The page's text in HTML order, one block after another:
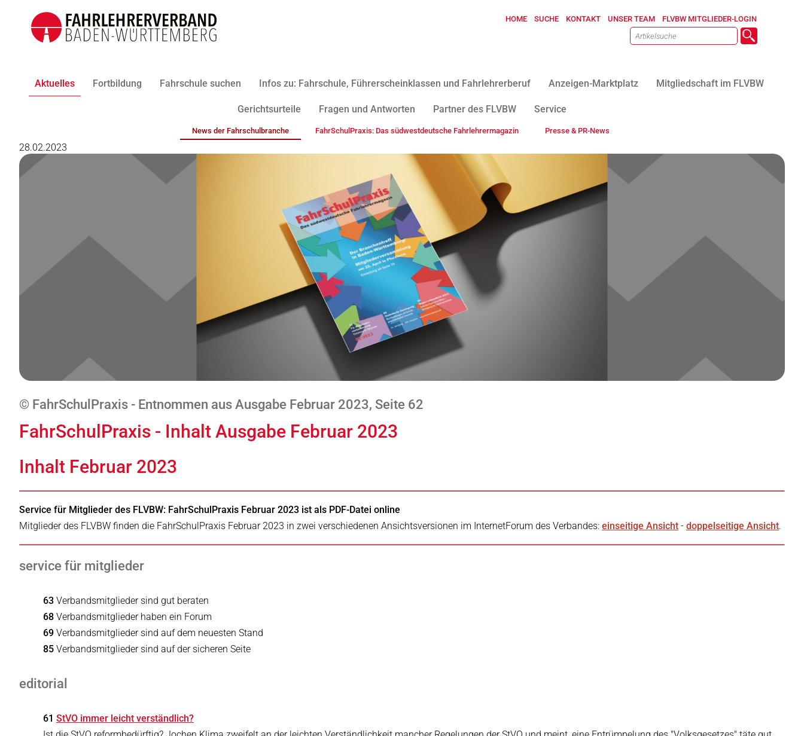
HOME SUCHE KONTAKT UNSER TEAM FLVBW MITGLIEDER-LOGIN
Aktuelles Fortbildung Fahrschule suchen Infos zu: Fahrschule, Führerscheinklassen und Fahrlehrerberuf Anzeigen-Marktplatz Mitgliedschaft im FLVBW
Gerichtsurteile Fragen und Antworten Partner des FLVBW Service
News der Fahrschulbranche FahrSchulPraxis: Das südwestdeutsche Fahrlehrermagazin Presse & PR-News
28.02.2023
© FahrSchulPraxis - Entnommen aus Ausgabe Februar 2023, Seite 62
FahrSchulPraxis - Inhalt Ausgabe Februar 2023
Inhalt Februar 2023
Service für Mitglieder des FLVBW: FahrSchulPraxis Februar 2023 ist als PDF-Datei online
Mitglieder des FLVBW finden die FahrSchulPraxis Februar 2023 in zwei verschiedenen Ansichtsversionen im InternetForum des Verbandes: einseitige Ansicht - doppelseitige Ansicht.
service für mitglieder
63 Verbandsmitglieder sind gut beraten
68 Verbandsmitglieder haben ein Forum
69 Verbandsmitglieder sind auf dem neuesten Stand
85 Verbandsmitglieder sind auf der sicheren Seite
editorial
61 StVO immer leicht verständlich?